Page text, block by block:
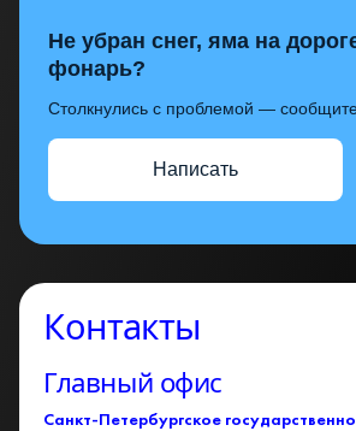
Не убран снег, яма на
фонарь?
Столкнулись с проблемой —
Написать
Контакты
Главный офис
Санкт-Петербургское